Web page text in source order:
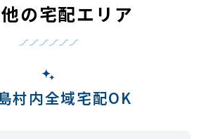
の宅配エリア
村内全域宅配OK